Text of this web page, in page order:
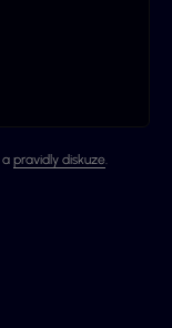
a pravidly diskuze.